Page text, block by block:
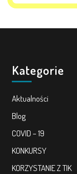
Kategorie
Aktualności
Blog
COVID – 19
KONKURSY
KORZYSTANIE Z TIK